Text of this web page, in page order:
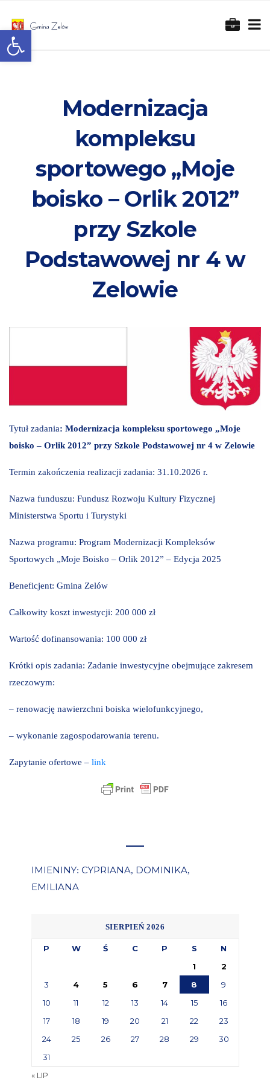
Otwórz pasek narzędzi
Modernizacja
kompleksu
sportowego „Moje
boisko – Orlik 2012”
przy Szkole
Podstawowej nr 4 w
Zelowie
Tytuł zadania: Modernizacja kompleksu sportowego „Moje
boisko – Orlik 2012” przy Szkole Podstawowej nr 4 w Zelowie
Termin zakończenia realizacji zadania: 31.10.2026 r.
Nazwa funduszu: Fundusz Rozwoju Kultury Fizycznej
Ministerstwa Sportu i Turystyki
Nazwa programu: Program Modernizacji Kompleksów
Sportowych „Moje Boisko – Orlik 2012” – Edycja 2025
Beneficjent: Gmina Zelów
Całkowity koszt inwestycji: 200 000 zł
Wartość dofinansowania: 100 000 zł
Krótki opis zadania: Zadanie inwestycyjne obejmujące zakresem
rzeczowym:
– renowację nawierzchni boiska wielofunkcyjnego,
– wykonanie zagospodarowania terenu.
Zapytanie ofertowe – link
IMIENINY: CYPRIANA, DOMINIKA,
EMILIANA
SIERPIEŃ 2026
P W Ś C P S
N
1
2
3
4 5 6 7 8
9
10
11 12 13 14 15
16
17
18 19 20 21 22
23
24
25 26 27 28 29
30
31
« LIP